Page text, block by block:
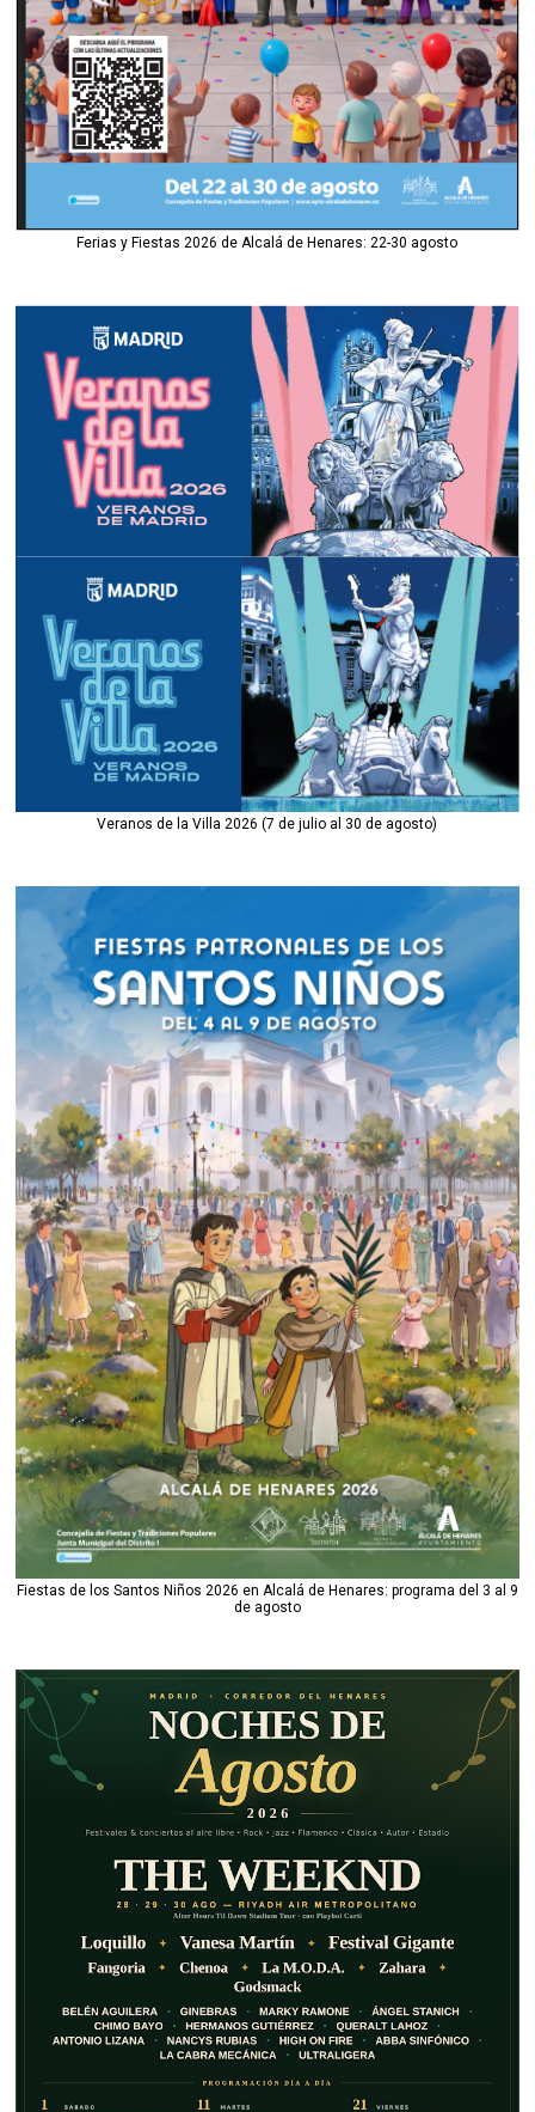
Ferias y Fiestas 2026 de Alcalá de Henares: 22-30 agosto
Veranos de la Villa 2026 (7 de julio al 30 de agosto)
Fiestas de los Santos Niños 2026 en Alcalá de Henares: programa del 3 al 9
de agosto